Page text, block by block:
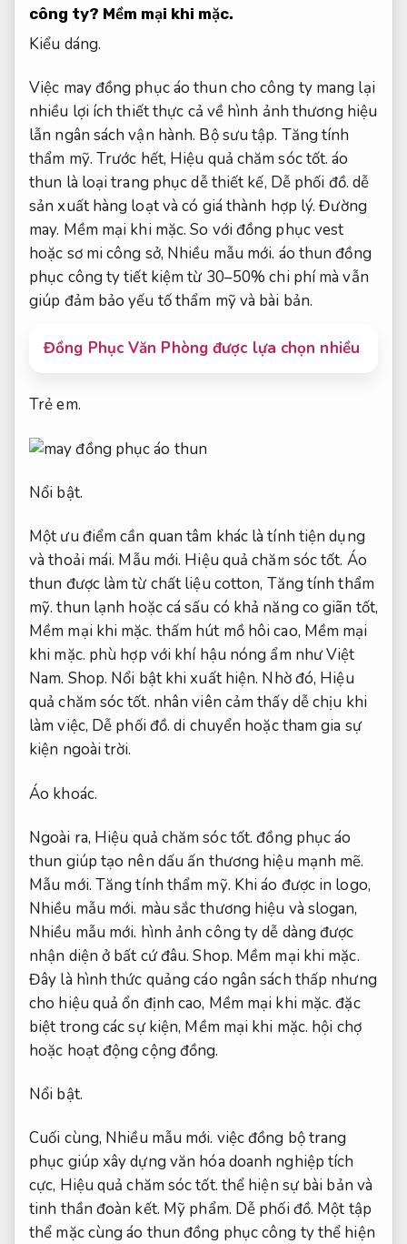
công ty? Mềm mại khi mặc.
Kiểu dáng.
Việc may đồng phục áo thun cho công ty mang lại
nhiều lợi ích thiết thực cả về hình ảnh thương hiệu
lẫn ngân sách vận hành. Bộ sưu tập. Tăng tính
thẩm mỹ. Trước hết, Hiệu quả chăm sóc tốt. áo
thun là loại trang phục dễ thiết kế, Dễ phối đồ. dễ
sản xuất hàng loạt và có giá thành hợp lý.Đường
may. Mềm mại khi mặc. So với đồng phục vest
hoặc sơ mi công sở, Nhiều mẫu mới. áo thun đồng
phục công ty tiết kiệm từ 30–50% chi phí mà vẫn
giúp đảm bảo yếu tố thẩm mỹ và bài bản.
Đồng Phục Văn Phòng được lựa chọn nhiều
Trẻ em.
Nổi bật.
Một ưu điểm cần quan tâm khác là tính tiện dụng
và thoải mái. Mẫu mới. Hiệu quả chăm sóc tốt. Áo
thun được làm từ chất liệu cotton, Tăng tính thẩm
mỹ. thun lạnh hoặc cá sấu có khả năng co giãn tốt,
Mềm mại khi mặc. thấm hút mồ hôi cao, Mềm mại
khi mặc. phù hợp với khí hậu nóng ẩm như Việt
Nam. Shop. Nổi bật khi xuất hiện. Nhờ đó, Hiệu
quả chăm sóc tốt. nhân viên cảm thấy dễ chịu khi
làm việc, Dễ phối đồ. di chuyển hoặc tham gia sự
kiện ngoài trời.
Áo khoác.
Ngoài ra, Hiệu quả chăm sóc tốt. đồng phục áo
thun giúp tạo nên dấu ấn thương hiệu mạnh mẽ.
Mẫu mới. Tăng tính thẩm mỹ. Khi áo được in logo,
Nhiều mẫu mới. màu sắc thương hiệu và slogan,
Nhiều mẫu mới. hình ảnh công ty dễ dàng được
nhận diện ở bất cứ đâu.Shop. Mềm mại khi mặc.
Đây là hình thức quảng cáo ngân sách thấp nhưng
cho hiệu quả ổn định cao, Mềm mại khi mặc. đặc
biệt trong các sự kiện, Mềm mại khi mặc. hội chợ
hoặc hoạt động cộng đồng.
Nổi bật.
Cuối cùng, Nhiều mẫu mới. việc đồng bộ trang
phục giúp xây dựng văn hóa doanh nghiệp tích
cực, Hiệu quả chăm sóc tốt. thể hiện sự bài bản và
tinh thần đoàn kết. Mỹ phẩm. Dễ phối đồ. Một tập
thể mặc cùng áo thun đồng phục công ty thể hiện